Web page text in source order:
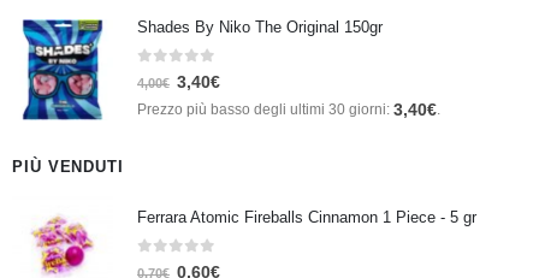
Shades By Niko The Original 150gr
Su 5
4,00€ 3,40€
Prezzo più basso degli ultimi 30 giorni: 3,40€.
PIÙ VENDUTI
Ferrara Atomic Fireballs Cinnamon 1 Piece - 5 gr
Su 5
0,70€ 0,60€